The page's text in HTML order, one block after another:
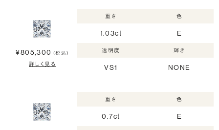
¥805,300 (税込)
詳しく見る
重さ
1.03ct
色
E
透明度
VS1
輝き
NONE
重さ
0.7ct
色
E